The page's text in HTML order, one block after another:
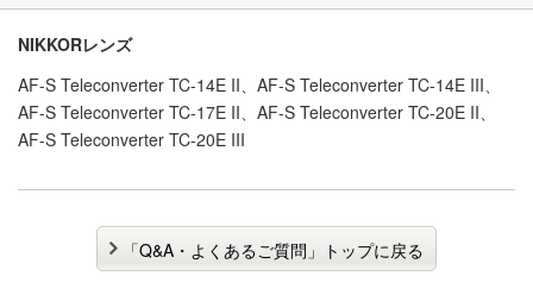
NIKKORレンズ
AF-S Teleconverter TC-14E II、AF-S Teleconverter TC-14E III、
AF-S Teleconverter TC-17E II、AF-S Teleconverter TC-20E II、
AF-S Teleconverter TC-20E III
「Q&A・よくあるご質問」トップに戻る